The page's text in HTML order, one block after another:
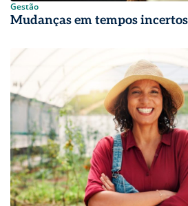
Gestão
Mudanças em tempos incertos